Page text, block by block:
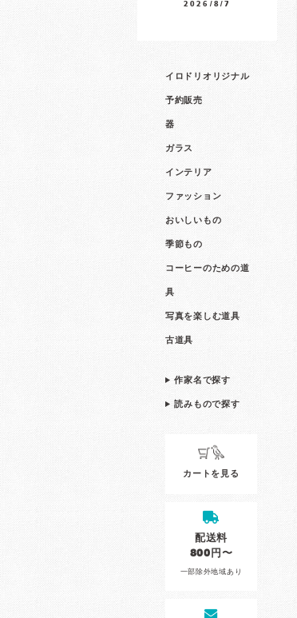
2026/8/7
イロドリオリジナル
予約販売
器
ガラス
インテリア
ファッション
おいしいもの
季節もの
コーヒーのための道
具
写真を楽しむ道具
古道具
作家名で探す
読みもので探す
カートを見る
配送料
800円〜
一部除外地域あり